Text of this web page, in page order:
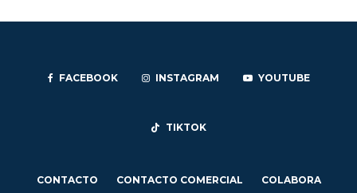
FACEBOOK INSTAGRAM YOUTUBE
TIKTOK
CONTACTO CONTACTO COMERCIAL COLABORA